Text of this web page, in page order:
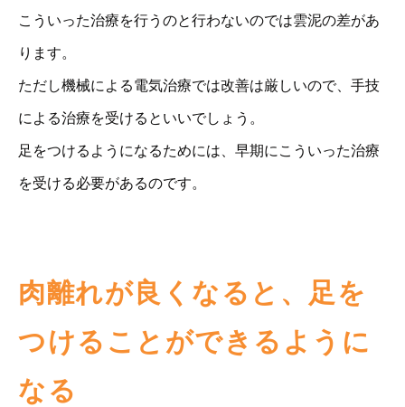
こういった治療を行うのと行わないのでは雲泥の差があ
ります。
ただし機械による電気治療では改善は厳しいので、手技
による治療を受けるといいでしょう。
足をつけるようになるためには、早期にこういった治療
を受ける必要があるのです。
肉離れが良くなると、足を
つけることができるように
なる